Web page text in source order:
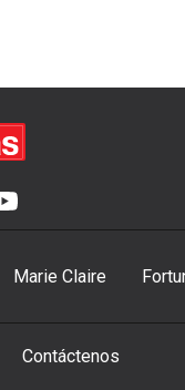
Marie Claire
Contáctenos